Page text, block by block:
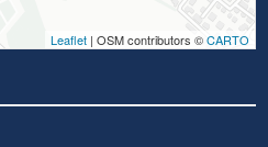
Leaflet| OSM contributors ©CARTO